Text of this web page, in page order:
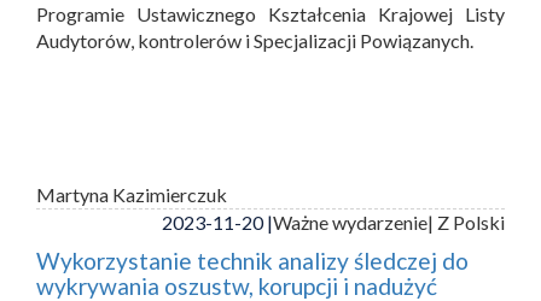
Programie Ustawicznego Kształcenia Krajowej Listy
Audytorów, kontrolerów i Specjalizacji Powiązanych.
Martyna Kazimierczuk
2023-11-20 |Ważne wydarzenie| Z Polski
Wykorzystanie technik analizy śledczej do
wykrywania oszustw, korupcji i nadużyć